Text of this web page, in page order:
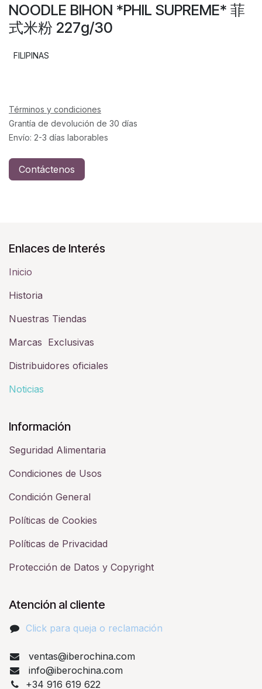
NOODLE BIHON *PHIL SUPREME* 菲
式米粉 227g/30
FILIPINAS
Términos y condiciones
Grantía de devolución de 30 días
Envío: 2-3 días laborables
Contáctenos
Enlaces de Interés
Inicio
Historia​
Nuestras Tiendas
Marcas Exclusivas
Distribuidores oficiales
Noticias
Información
Seguridad Alimentaria
Condiciones de Usos
Condición General
Políticas de Cookies
Políticas de Privacidad
Protección de Datos y Copyright
Atención al cliente
Click para queja o reclamación​
ventas@iberochina.com
info@iberochina.com
+34 916 619 622